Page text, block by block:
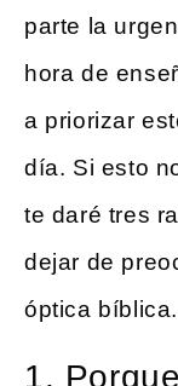
parte la
hora de
a priorizar
día. Si esto
te daré tres
dejar de
óptica bíblica.
1.